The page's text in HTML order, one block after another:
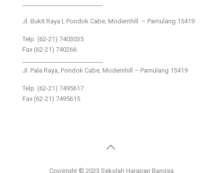
Jl. Bukit Raya I, Pondok Cabe, Modernhill – Pamulang 15419
Telp. (62-21) 7403035
Fax (62-21) 740266
Jl. Pala Raya, Pondok Cabe, Modernhill – Pamulang 15419
Telp. (62-21) 7495617
Fax (62-21) 7495615
Copyright © 2023 Sekolah Harapan Bangsa